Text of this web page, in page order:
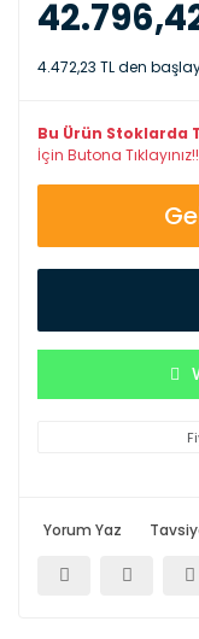
4.472,23 TL den
Bu Ürün Stoklarda
İçin Butona Tıklayınız!!
Yorum Yaz